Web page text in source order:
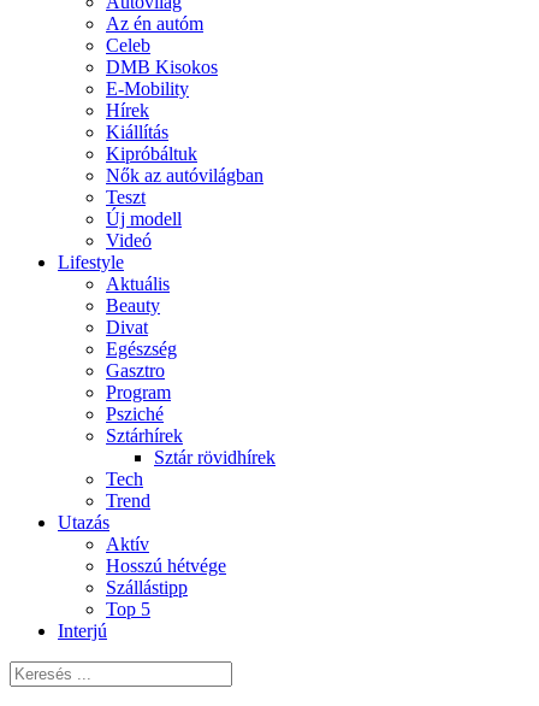
Az én autóm
Celeb
DMB Kisokos
E-Mobility
Hírek
Kiállítás
Kipróbáltuk
Nők az autóvilágban
Teszt
Új modell
Videó
Lifestyle
Aktuális
Beauty
Divat
Egészség
Gasztro
Program
Psziché
Sztárhírek
Sztár rövidhírek
Tech
Trend
Utazás
Aktív
Hosszú hétvége
Szállástipp
Top 5
Interjú